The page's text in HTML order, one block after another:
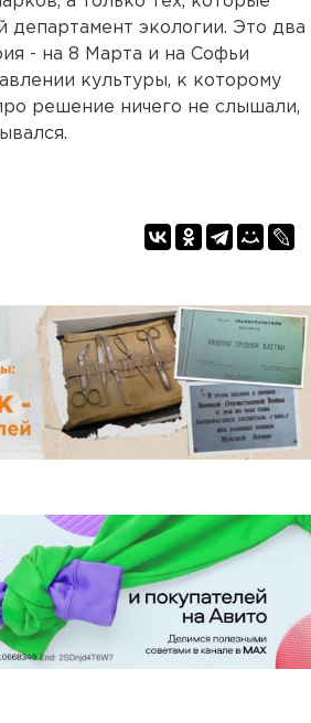
департамент экологии. Это два
- на 8 Марта и на Софьи
культуры, к которому
решение ничего не слышали,